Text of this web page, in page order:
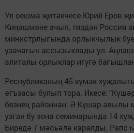
Ул оешма җитәкчесе Юрий Еров
Киңәшмәне ачып, тиздән Россия
министрлыгында орлыкчылык
узачагын ассызыклады ул.
элиталы орлыклар игүгә
Республиканың 45 күмәк
әгъзасы булып тора. Икесе:
безнең районнан. Ә Күшәр авылы
узган бу зона семинарында 14
Биредә 7 мәсьәлә каралды. Рапс